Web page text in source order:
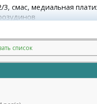
3, смас, медиальная
А.Г., Клиника СЛ
список